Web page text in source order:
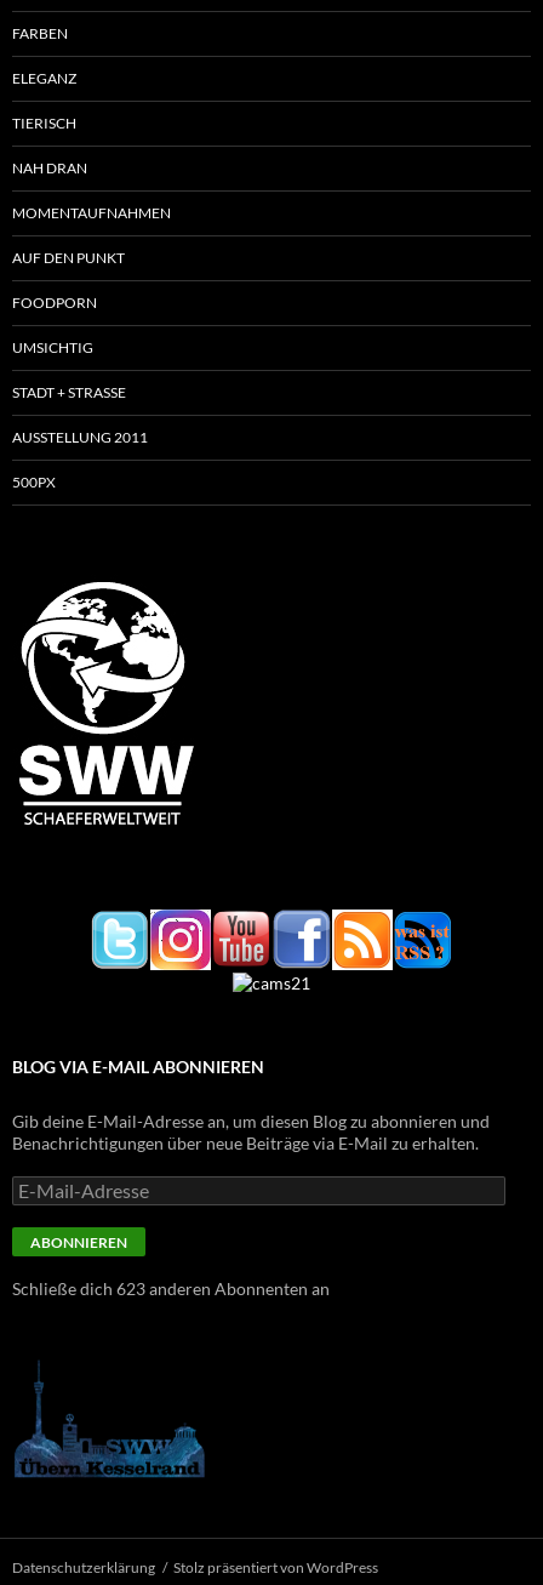
FARBEN
ELEGANZ
TIERISCH
NAH DRAN
MOMENTAUFNAHMEN
AUF DEN PUNKT
FOODPORN
UMSICHTIG
STADT + STRASSE
AUSSTELLUNG 2011
500PX
BLOG VIA E-MAIL ABONNIEREN
Gib deine E-Mail-Adresse an, um diesen Blog zu abonnieren und
Benachrichtigungen über neue Beiträge via E-Mail zu erhalten.
E-
Mail-
Adresse
ABONNIEREN
Schließe dich 623 anderen Abonnenten an
Datenschutzerklärung Stolz präsentiert von WordPress